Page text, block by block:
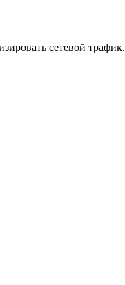
сетевой трафик.